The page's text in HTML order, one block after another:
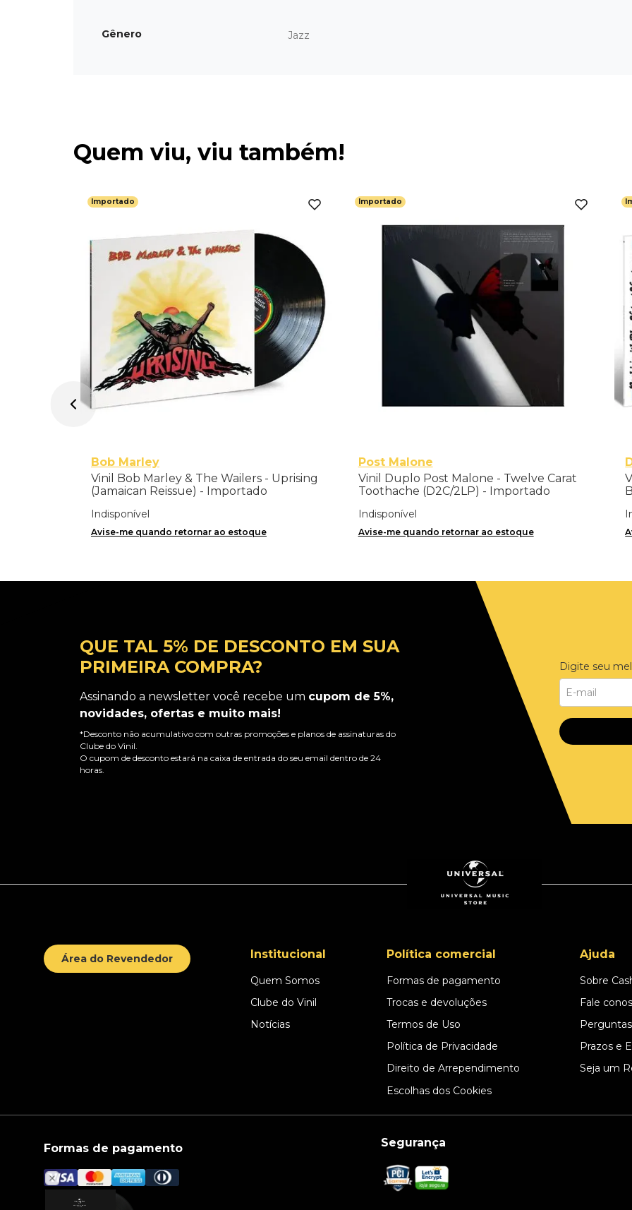
Gênero Jazz
Quem viu, viu também!
Importado
Bob Marley
Vinil Bob Marley & The Wailers - Uprising
(Jamaican Reissue) - Importado
Indisponível
Avise-me quando retornar ao estoque
Importado
Post Malone
Vinil Duplo Post Malone - Twelve Carat
Toothache (D2C/2LP) - Importado
Indisponível
Avise-me quando retornar ao estoque
QUE TAL 5% DE DESCONTO EM SUA
PRIMEIRA COMPRA?
Assinando a newsletter você recebe um cupom de 5%,
novidades, ofertas e muito mais!
*Desconto não acumulativo com outras promoções e planos de assinaturas do
Clube do Vinil.
O cupom de desconto estará na caixa de entrada do seu email dentro de 24
horas.
Digite seu
Área do Revendedor Institucional
Quem Somos
Clube do Vinil
Notícias
Política comercial
Formas de pagamento
Trocas e devoluções
Termos de Uso
Política de Privacidade
Direito de Arrependimento
Escolhas dos Cookies
Ajuda
Sobre
Fale
Prazos e
Seja um
Formas de pagamento Segurança